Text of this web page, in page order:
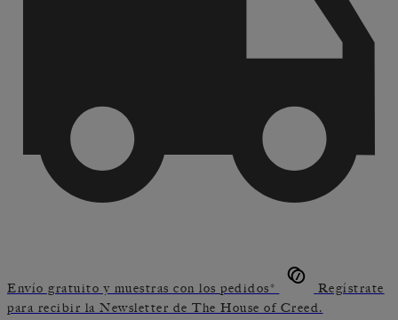
Envío gratuito y muestras con los pedidos*
Regístrate
para recibir la Newsletter de The House of Creed.